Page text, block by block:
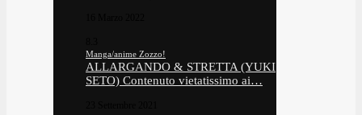
Manga/anime Zozzo!
ALLARGANDO & STRETTA (YUKI
SETO) Contenuto vietatissimo ai…